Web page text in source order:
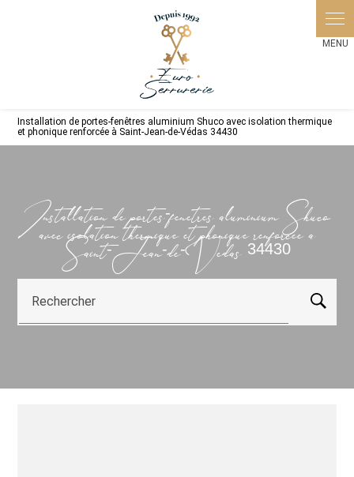
Installation de portes-fenêtres aluminium Shuco avec isolation thermique
et phonique renforcée à Saint-Jean-de-Védas 34430
Installation de portes-fenêtres aluminium Shuco
avec isolation thermique et phonique renforcée à
Saint-Jean-de-Védas 34430
Rechercher